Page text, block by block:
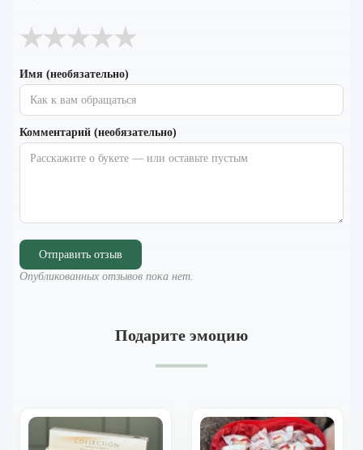
★
★
★
★
★
Имя (необязательно)
Комментарий (необязательно)
Отправить отзыв
Опубликованных отзывов пока нет.
Подарите эмоцию